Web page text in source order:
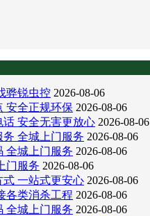
骅锐虫控 2026-08-06
安全正规环保 2026-08-06
安全无害更放心 2026-08-06
全城上门服务 2026-08-06
全城上门服务 2026-08-06
门服务 2026-08-06
一站式更安心 2026-08-06
各类消杀工程 2026-08-06
全城上门服务 2026-08-06